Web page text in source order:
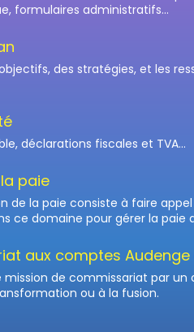
formulaires administratifs...
des stratégies, et les
déclarations fiscales et TVA...
paie
de la paie consiste à faire
ce domaine pour gérer la paie
aux comptes
mission de commissariat par
ou à la fusion.